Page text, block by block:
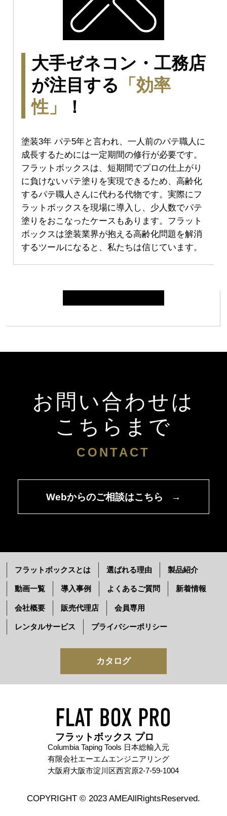
大手ゼネコン・工務店
が注目する​
「効率
性」
！
塗装3年 パテ5年と言われ、一人前のパテ職人に
成長するためには一定期間の修行が必要です。​
フラットボックスは、短期間でプロの仕上がり
に負けないパテ塗りを実現できるため、高齢化
するパテ職人さんに代わる代物です。​実際にフ
ラットボックスを現場に導入し、少人数でパテ
塗りをおこなったケースもあります。​ フラット
ボックスは塗装業界が抱える高齢化問題を解消
するツールになると、私たちは信じています。
お問い合わせは
こちらまで
CONTACT
Webからのご相談はこちら →
フラットボックスとは 選ばれる理由 製品紹介
動画一覧 導入事例 よくあるご質問 新着情報
会社概要 販売代理店 会員専用
レンタルサービス プライバシーポリシー
カタログ
フラットボックス プロ
Columbia Taping Tools 日本総輸入元
有限会社エーエムエンジニアリング
大阪府大阪市淀川区西宮原2-7-59-1004
COPYRIGHT © 2023 AMEAllRightsReserved.